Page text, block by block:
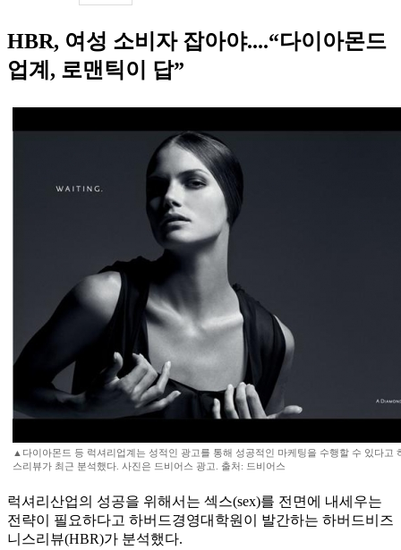
HBR, 여성 소비자 잡아야....“다이아몬드
업계, 로맨틱이 답”
▲다이아몬드 등 럭셔리업계는 성적인 광고를 통해 성공적인 마케팅을 수행할 수 있다고
스리뷰가 최근 분석했다. 사진은 드비어스 광고. 출처: 드비어스
럭셔리산업의 성공을 위해서는 섹스(sex)를 전면에 내세우는
전략이 필요하다고 하버드경영대학원이 발간하는 하버드비즈
니스리뷰(HBR)가 분석했다.